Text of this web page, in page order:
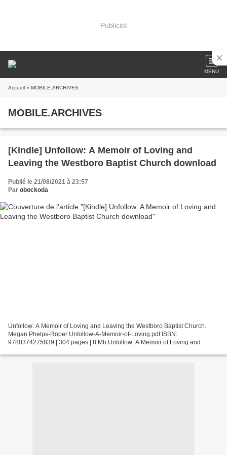
Publicité
MENU
Accueil » MOBILE.ARCHIVES
MOBILE.ARCHIVES
[Kindle] Unfollow: A Memoir of Loving and
Leaving the Westboro Baptist Church download
Publié le 21/08/2021 à 23:57
Par obockoda
Unfollow: A Memoir of Loving and Leaving the Westboro Baptist Church.
Megan Phelps-Roper Unfollow-A-Memoir-of-Loving.pdf ISBN:
9780374275839 | 304 pages | 8 Mb Unfollow: A Memoir of Loving and